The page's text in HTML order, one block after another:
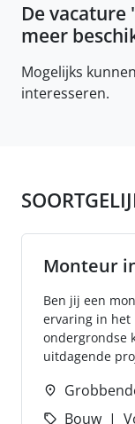
De vacature
meer
Mogelijks
interesseren.
Monteur
Ben jij een
ervaring in het
ondergrondse
uitdagende
Bouw